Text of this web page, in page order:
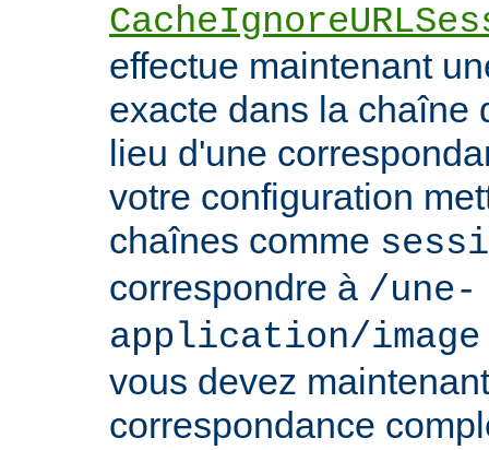
effectue maintenant
exacte dans la chaîne
lieu d'une
votre configuration
chaînes comme
correspondre à /une-
application/
vous devez
correspondance